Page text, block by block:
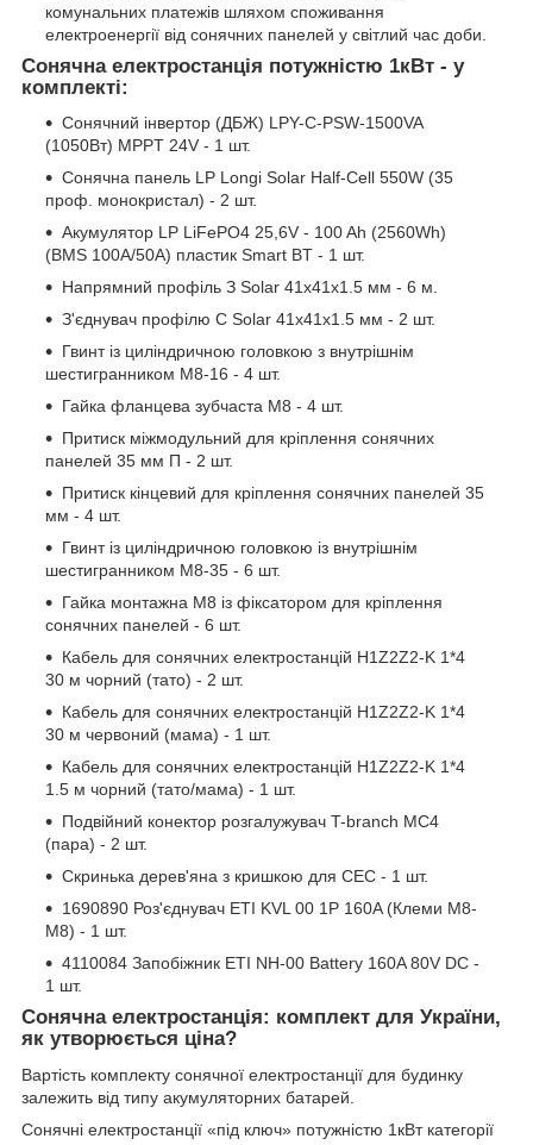
комунальних платежів шляхом споживання
електроенергії від сонячних панелей у світлий час доби.
Сонячна електростанція потужністю 1кВт - у
комплекті:
Сонячний інвертор (ДБЖ) LPY-С-PSW-1500VA
(1050Вт) MPPT 24V - 1 шт.
Сонячна панель LP Longi Solar Half-Cell 550W (35
проф. монокристал) - 2 шт.
Акумулятор LP LiFePO4 25,6V - 100 Ah (2560Wh)
(BMS 100A/50А) пластик Smart BT - 1 шт.
Напрямний профіль З Solar 41х41х1.5 мм - 6 м.
З'єднувач профілю С Solar 41х41х1.5 мм - 2 шт.
Гвинт із циліндричною головкою з внутрішнім
шестигранником M8-16 - 4 шт.
Гайка фланцева зубчаста М8 - 4 шт.
Притиск міжмодульний для кріплення сонячних
панелей 35 мм П - 2 шт.
Притиск кінцевий для кріплення сонячних панелей 35
мм - 4 шт.
Гвинт із циліндричною головкою із внутрішнім
шестигранником M8-35 - 6 шт.
Гайка монтажна М8 із фіксатором для кріплення
сонячних панелей - 6 шт.
Кабель для сонячних електростанцій H1Z2Z2-K 1*4
30 м чорний (тато) - 2 шт.
Кабель для сонячних електростанцій H1Z2Z2-K 1*4
30 м червоний (мама) - 1 шт.
Кабель для сонячних електростанцій H1Z2Z2-K 1*4
1.5 м чорний (тато/мама) - 1 шт.
Подвійний конектор розгалужувач T-branch MC4
(пара) - 2 шт.
Скринька дерев'яна з кришкою для СЕС - 1 шт.
1690890 Роз'єднувач ETI KVL 00 1P 160A (Клеми M8-
M8) - 1 шт.
4110084 Запобіжник ETI NH-00 Battery 160A 80V DC -
1 шт.
Сонячна електростанція: комплект для України,
як утворюється ціна?
Вартість комплекту сонячної електростанції для будинку
залежить від типу акумуляторних батарей.
Сонячні електростанції «під ключ» потужністю 1кВт категорії